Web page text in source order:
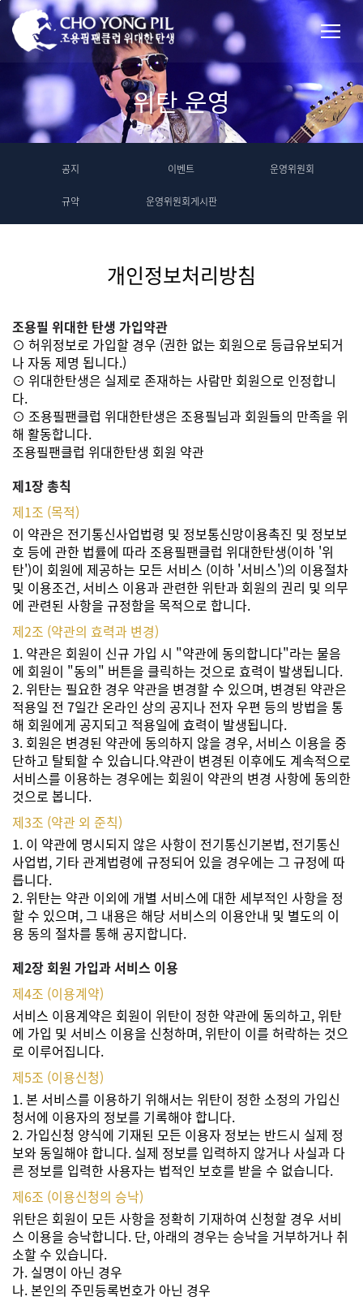
위탄 운영
공지 이벤트 운영위원회
규약 운영위원회게시판
개인정보처리방침
조용필 위대한 탄생 가입약관
⊙ 허위정보로 가입할 경우 (권한 없는 회원으로 등급유보되거
나 자동 제명 됩니다.)
⊙ 위대한탄생은 실제로 존재하는 사람만 회원으로 인정합니
다.
⊙ 조용필팬클럽 위대한탄생은 조용필님과 회원들의 만족을 위
해 활동합니다.
조용필팬클럽 위대한탄생 회원 약관
제1장 총칙
제1조 (목적)
이 약관은 전기통신사업법령 및 정보통신망이용촉진 및 정보보
호 등에 관한 법률에 따라 조용필팬클럽 위대한탄생(이하 '위
탄')이 회원에 제공하는 모든 서비스 (이하 '서비스')의 이용절차
및 이용조건, 서비스 이용과 관련한 위탄과 회원의 권리 및 의무
에 관련된 사항을 규정함을 목적으로 합니다.
제2조 (약관의 효력과 변경)
1. 약관은 회원이 신규 가입 시 "약관에 동의합니다"라는 물음
에 회원이 "동의" 버튼을 클릭하는 것으로 효력이 발생됩니다.
2. 위탄는 필요한 경우 약관을 변경할 수 있으며, 변경된 약관은
적용일 전 7일간 온라인 상의 공지나 전자 우편 등의 방법을 통
해 회원에게 공지되고 적용일에 효력이 발생됩니다.
3. 회원은 변경된 약관에 동의하지 않을 경우, 서비스 이용을 중
단하고 탈퇴할 수 있습니다.약관이 변경된 이후에도 계속적으로
서비스를 이용하는 경우에는 회원이 약관의 변경 사항에 동의한
것으로 봅니다.
제3조 (약관 외 준칙)
1. 이 약관에 명시되지 않은 사항이 전기통신기본법, 전기통신
사업법, 기타 관계법령에 규정되어 있을 경우에는 그 규정에 따
릅니다.
2. 위탄는 약관 이외에 개별 서비스에 대한 세부적인 사항을 정
할 수 있으며, 그 내용은 해당 서비스의 이용안내 및 별도의 이
용 동의 절차를 통해 공지합니다.
제2장 회원 가입과 서비스 이용
제4조 (이용계약)
서비스 이용계약은 회원이 위탄이 정한 약관에 동의하고, 위탄
에 가입 및 서비스 이용을 신청하며, 위탄이 이를 허락하는 것으
로 이루어집니다.
제5조 (이용신청)
1. 본 서비스를 이용하기 위해서는 위탄이 정한 소정의 가입신
청서에 이용자의 정보를 기록해야 합니다.
2. 가입신청 양식에 기재된 모든 이용자 정보는 반드시 실제 정
보와 동일해야 합니다. 실제 정보를 입력하지 않거나 사실과 다
른 정보를 입력한 사용자는 법적인 보호를 받을 수 없습니다.
제6조 (이용신청의 승낙)
위탄은 회원이 모든 사항을 정확히 기재하여 신청할 경우 서비
스 이용을 승낙합니다. 단, 아래의 경우는 승낙을 거부하거나 취
소할 수 있습니다.
가. 실명이 아닌 경우
나. 본인의 주민등록번호가 아닌 경우